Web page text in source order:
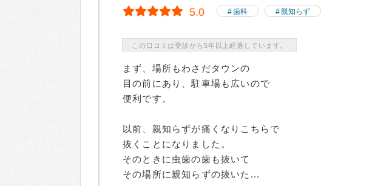
5.0 歯科 親知らず
この口コミは受診から5年以上経過しています。
まず、場所もわさだタウンの
目の前にあり、駐車場も広いので
便利です。
以前、親知らずが痛くなりこちらで
抜くことになりました。
そのときに虫歯の歯も抜いて
その場所に親知らずの抜いた...